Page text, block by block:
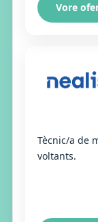
Vore
Tècnic/a de
voltants.